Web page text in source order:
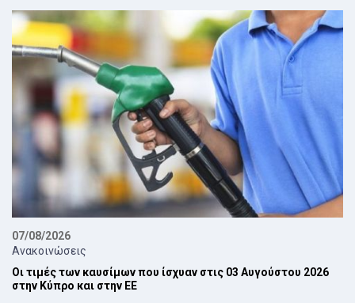
07/08/2026
Ανακοινώσεις
Οι τιμές των καυσίμων που ίσχυαν στις 03 Αυγούστου 2026
στην Κύπρο και στην ΕΕ